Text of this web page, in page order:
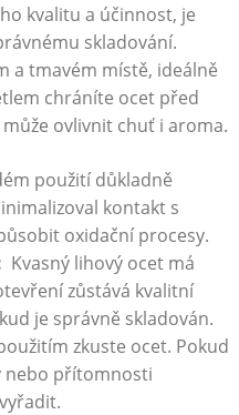
kvalitu a účinnost, je
skladování.
a‍ tmavém místě, ideálně
chráníte ocet před
ovlivnit chuť i aroma.
použití důkladně
kontakt s
oxidační procesy.
⁣ Kvasný ⁣lihový ocet⁢ má
zůstává ⁣kvalitní
je správně skladován.
zkuste ​ocet. Pokud
nebo přítomnosti‍